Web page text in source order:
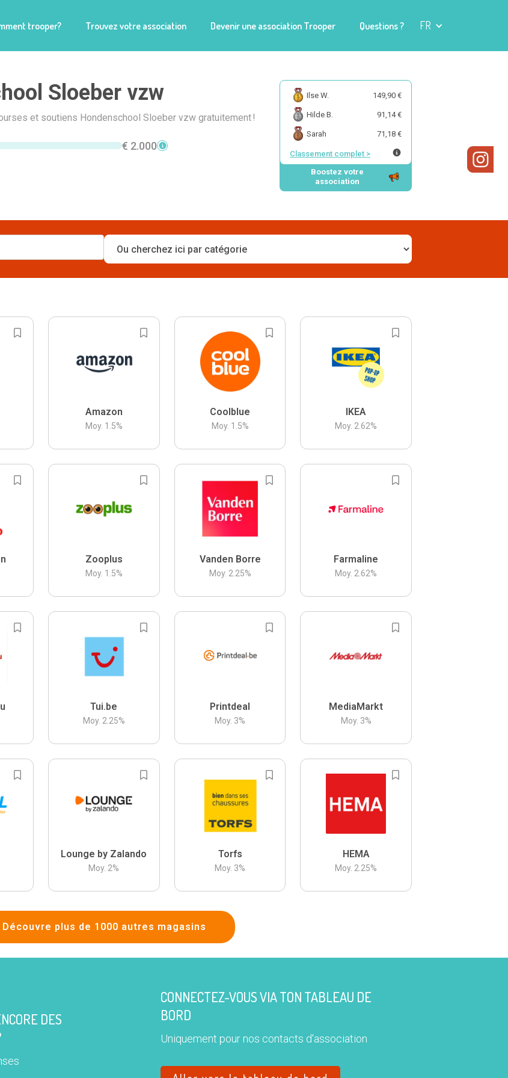
trooper? Trouvez votre association Devenir une association Trooper Questions ? FR
Sloeber vzw
et soutiens Hondenschool Sloeber vzw gratuitement !
€ 2.000
Ilse W. 149,90 €
Hilde B. 91,14 €
Sarah 71,18 €
Classement complet >
Boostez votre
association
Amazon
Moy. 1.5%
Coolblue
Moy. 1.5%
IKEA
Moy. 2.62%
Zooplus
Moy. 1.5%
Vanden Borre
Moy. 2.25%
Farmaline
Moy. 2.62%
Tui.be
Moy. 2.25%
Printdeal
Moy. 3%
MediaMarkt
Moy. 3%
Lounge by Zalando
Moy. 2%
Torfs
Moy. 3%
HEMA
Moy. 2.25%
Découvre plus de 1000 autres magasins
DES
CONNECTEZ-VOUS VIA TON TABLEAU DE
BORD
Uniquement pour nos contacts d'association